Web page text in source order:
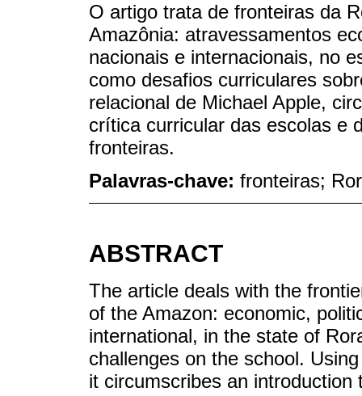
O artigo trata de fronteiras da
Amazônia: atravessamentos
nacionais e internacionais, no
como desafios curriculares
relacional de Michael Apple,
crítica curricular das escolas e
fronteiras.
Palavras-chave: fronteiras;
ABSTRACT
The article deals with the
of the Amazon: economic,
international, in the state of
challenges on the school.
it circumscribes an